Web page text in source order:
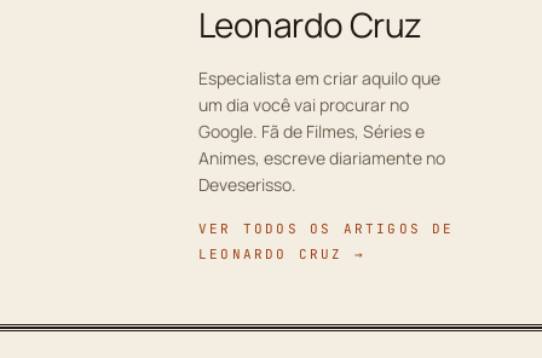
Leonardo Cruz
Especialista em criar aquilo que
um dia você vai procurar no
Google. Fã de Filmes, Séries e
Animes, escreve diariamente no
Deveserisso.
VER TODOS OS ARTIGOS DE
LEONARDO CRUZ →